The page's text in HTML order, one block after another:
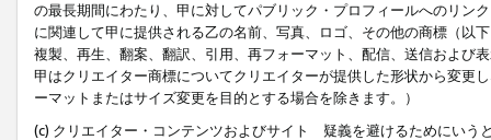
の最長期間にわたり、甲に対してパブリック・プロフィールへのリン
に関連して甲に提供される乙の名前、写真、ロゴ、その他の商標（以
複製、再生、翻案、翻訳、引用、再フォーマット、配信、送信および
甲はクリエイター商標についてクリエイターが提供した形状から変更
ーマットまたはサイズ変更を目的とする場合を除きます。）
(c) クリエイター・コンテンツおよびサイト 疑義を避けるためにいう